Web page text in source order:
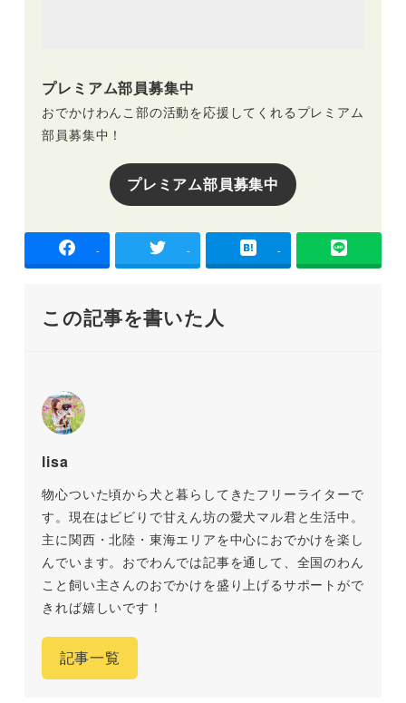
プレミアム部員募集中
おでかけわんこ部の活動を応援してくれるプレミアム
部員募集中！
プレミアム部員募集中
- - -
この記事を書いた人
lisa
物心ついた頃から犬と暮らしてきたフリーライターで
す。現在はビビりで甘えん坊の愛犬マル君と生活中。
主に関西・北陸・東海エリアを中心におでかけを楽し
んでいます。おでわんでは記事を通して、全国のわん
こと飼い主さんのおでかけを盛り上げるサポートがで
きれば嬉しいです！
記事一覧